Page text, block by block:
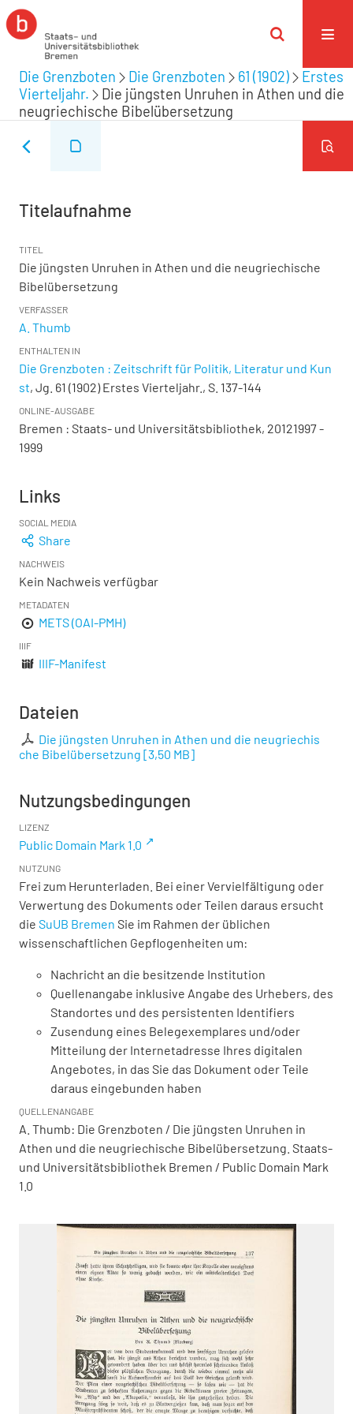
Die Grenzboten Die Grenzboten 61 (1902)
Erstes
Vierteljahr.
Die jüngsten Unruhen in Athen und die
neugriechische Bibelübersetzung
Titelaufnahme
TITEL
Die jüngsten Unruhen in Athen und die neugriechische
Bibelübersetzung
VERFASSER
A. Thumb
ENTHALTEN IN
Die Grenzboten : Zeitschrift für Politik, Literatur und Kun
st, Jg. 61 (1902) Erstes Vierteljahr., S. 137-144
ONLINE-AUSGABE
Bremen : Staats- und Universitätsbibliothek, 20121997 -
1999
Links
SOCIAL MEDIA
Share
NACHWEIS
Kein Nachweis verfügbar
METADATEN
METS (OAI-PMH)
IIIF
IIIF-Manifest
Dateien
Die jüngsten Unruhen in Athen und die neugriechis
che Bibelübersetzung [3,50 MB]
Nutzungsbedingungen
LIZENZ
Public Domain Mark 1.0
NUTZUNG
Frei zum Herunterladen. Bei einer Vervielfältigung oder
Verwertung des Dokuments oder Teilen daraus ersucht
die SuUB Bremen Sie im Rahmen der üblichen
wissenschaftlichen Gepflogenheiten um:
Nachricht an die besitzende Institution
Quellenangabe inklusive Angabe des Urhebers, des
Standortes und des persistenten Identifiers
Zusendung eines Belegexemplares und/oder
Mitteilung der Internetadresse Ihres digitalen
Angebotes, in das Sie das Dokument oder Teile
daraus eingebunden haben
QUELLENANGABE
A. Thumb: Die Grenzboten / Die jüngsten Unruhen in
Athen und die neugriechische Bibelübersetzung. Staats-
und Universitätsbibliothek Bremen / Public Domain Mark
1.0